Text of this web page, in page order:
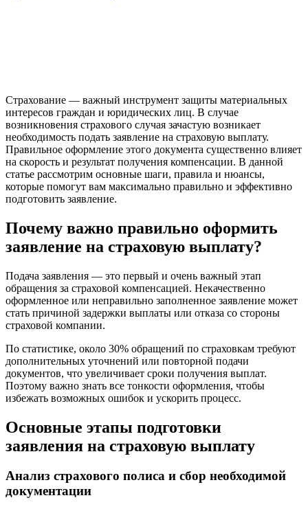
Страхование — важный инструмент защиты материальных
интересов граждан и юридических лиц. В случае
возникновения страхового случая зачастую возникает
необходимость подать заявление на страховую выплату.
Правильное оформление этого документа существенно влияет
на скорость и результат получения компенсации. В данной
статье рассмотрим основные шаги, правила и нюансы,
которые помогут вам максимально правильно и эффективно
подготовить заявление.
Почему важно правильно оформить
заявление на страховую выплату?
Подача заявления — это первый и очень важный этап
обращения за страховой компенсацией. Некачественно
оформленное или неправильно заполненное заявление может
стать причиной задержки выплаты или отказа со стороны
страховой компании.
По статистике, около 30% обращений по страховкам требуют
дополнительных уточнений или повторной подачи
документов, что увеличивает сроки получения выплат.
Поэтому важно знать все тонкости оформления, чтобы
избежать возможных ошибок и ускорить процесс.
Основные этапы подготовки
заявления на страховую выплату
Анализ страхового полиса и сбор необходимой
документации